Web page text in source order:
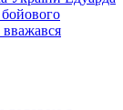
вважався